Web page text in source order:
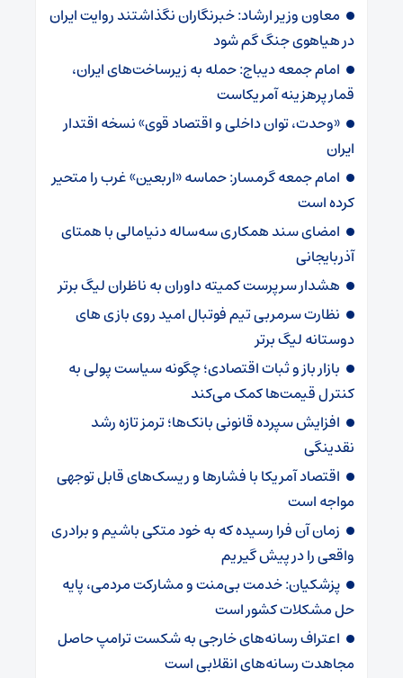
معاون وزیر ارشاد: خبرنگاران نگذاشتند روایت ایران
در هیاهوی جنگ گم شود
امام جمعه دیباج: حمله به زیرساخت‌های ایران،
قمار پرهزینه آمریکاست
«وحدت، توان داخلی و اقتصاد قوی» نسخه اقتدار
ایران
امام جمعه گرمسار: حماسه «اربعین» غرب را متحیر
کرده است
امضای سند همکاری سه‌ساله دنیامالی با همتای
آذربایجانی
هشدار سرپرست ‌کمیته داوران به ناظران لیگ برتر
نظارت سرمربی تیم‌ فوتبال امید روی بازی های
دوستانه لیگ برتر
بازار باز و ثبات اقتصادی؛ چگونه سیاست پولی به
کنترل قیمت‌ها کمک می‌کند
افزایش سپرده قانونی بانک‌ها؛ ترمز تازه رشد
نقدینگی
اقتصاد آمریکا با فشارها و ریسک‌های قابل توجهی
مواجه است
زمان آن فرا رسیده که به خود متکی باشیم و برادری
واقعی را در پیش گیریم
پزشکیان: خدمت بی‌منت و مشارکت مردمی، پایه
حل مشکلات کشور است
اعتراف رسانه‌های خارجی به شکست ترامپ حاصل
مجاهدت رسانه‌های انقلابی است